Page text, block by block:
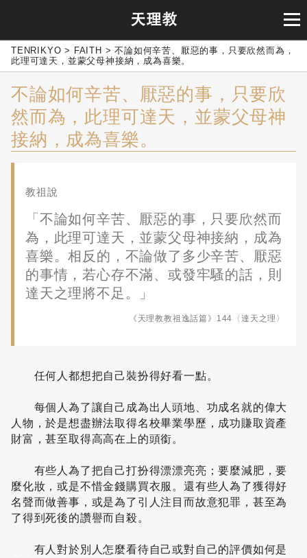
TENRIKYO > FAITH >不論如何辛苦、厭惡的事，只要欣然而為，
此理可達天，並蒙父母神接納，成為喜樂。
不論如何辛苦、厭惡的事，只要欣
然而為，此理可達天，並蒙父母神
接納，成為喜樂。
教祖說
「不論如何辛苦、厭惡的事，只要欣然而
為，此理可達天，並蒙父母神接納，成為
喜樂。相反的，不論做了多少辛苦、厭惡
的事情，若心存不滿、或發牢騷的話，則
達天之理將不足。」
《天理教教祖逸話篇》144〈達天之理〉
任何人都想把自己裝扮得好看一點。
每個人為了讓自己成為出人頭地、功成名就的偉大
人物，於是想盡辦法取得名校畢業學歷，成功賺取資產
財富，甚至取得高高在上的頭銜。
有些人為了把自己打扮得漂漂亮亮；要麼減肥，要
麼化妝，或是不惜金錢購買衣服。還有些人為了獲得好
名聲而做善事，或是為了引人注目而故意犯罪，甚至為
了得到死後的讚譽而自殺。
有人對於別人怎麼看待自己或對自己的評價如何是